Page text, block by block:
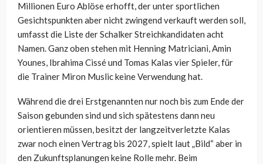
Millionen Euro Ablöse erhofft, der unter sportlichen
Gesichtspunkten aber nicht zwingend verkauft werden soll,
umfasst die Liste der Schalker Streichkandidaten acht
Namen. Ganz oben stehen mit Henning Matriciani, Amin
Younes, Ibrahima Cissé und Tomas Kalas vier Spieler, für
die Trainer Miron Muslic keine Verwendung hat.
Während die drei Erstgenannten nur noch bis zum Ende der
Saison gebunden sind und sich spätestens dann neu
orientieren müssen, besitzt der langzeitverletzte Kalas
zwar noch einen Vertrag bis 2027, spielt laut „Bild“ aber in
den Zukunftsplanungen keine Rolle mehr. Beim